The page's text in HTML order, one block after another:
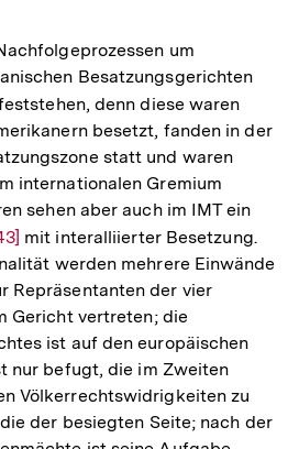
um
Besatzungsgerichten
denn diese waren
besetzt, fanden in der
statt und waren
internationalen Gremium
sehen aber auch im IMT ein
mit interalliierter Besetzung.
werden mehrere Einwände
Repräsentanten der vier
Gericht vertreten; die
ist auf den europäischen
nur befugt, die im Zweiten
Völkerrechtswidrigkeiten zu
der besiegten Seite; nach der